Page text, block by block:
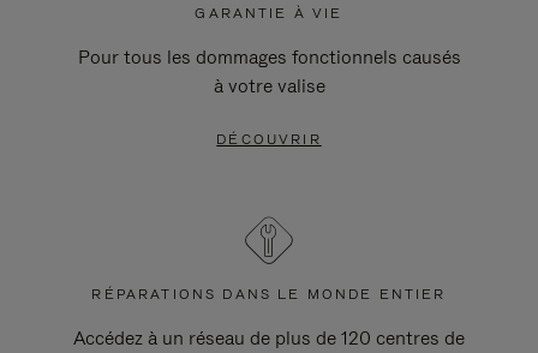
GARANTIE À VIE
Pour tous les dommages fonctionnels causés
à votre valise
DÉCOUVRIR
RÉPARATIONS DANS LE MONDE ENTIER
Accédez à un réseau de plus de 120 centres de